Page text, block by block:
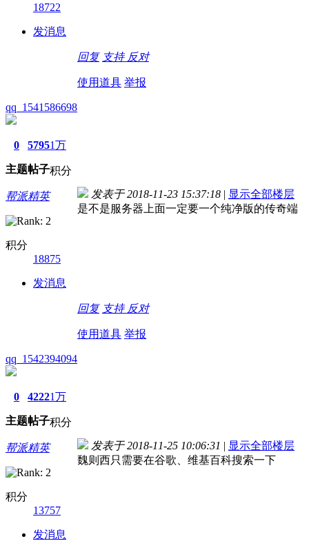
18722
发消息
回复 支持 反对
使用道具 举报
qq_1541586698
0
主题
5795
帖子
1万
积分
帮派精英
积分
18875
发消息
发表于 2018-11-23 15:37:18 | 显示全部楼层
是不是服务器上面一定要一个纯净版的传奇端
回复 支持 反对
使用道具 举报
qq_1542394094
0
主题
4222
帖子
1万
积分
帮派精英
积分
13757
发消息
发表于 2018-11-25 10:06:31 | 显示全部楼层
魏则西只需要在谷歌、维基百科搜索一下